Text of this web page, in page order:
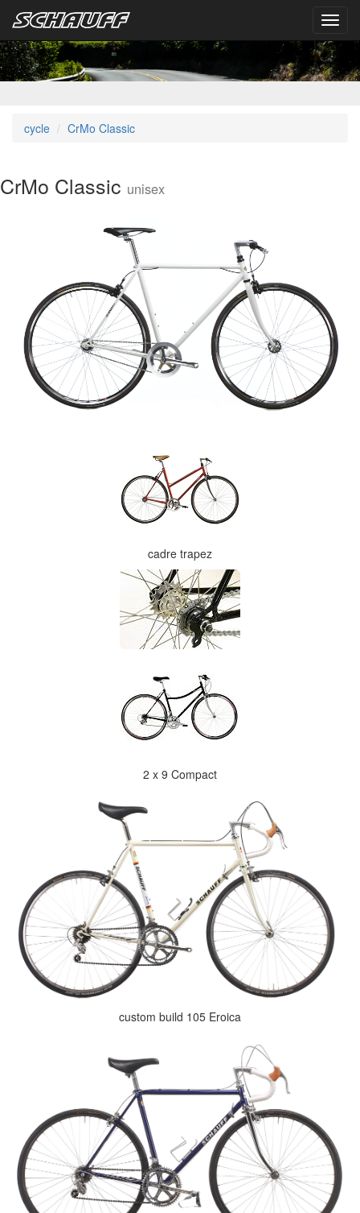
cycle CrMo Classic
CrMo Classic unisex
cadre trapez
2 x 9 Compact
custom build 105 Eroica